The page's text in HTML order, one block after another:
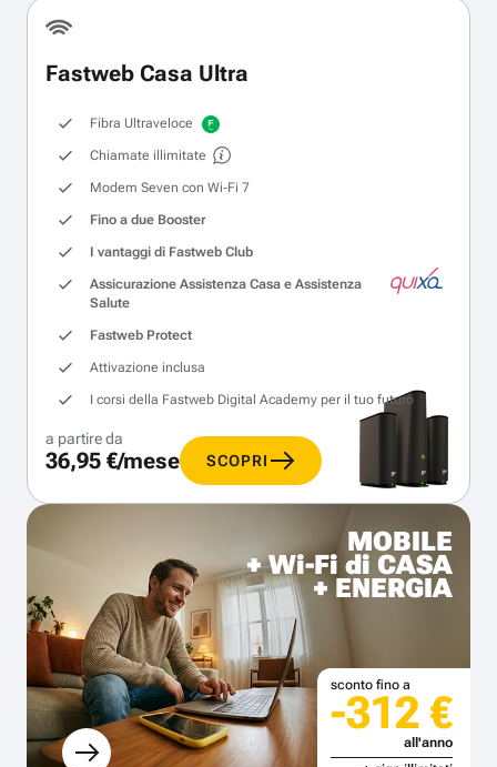
Fastweb Casa Ultra
Fibra Ultraveloce
Chiamate illimitate
Modem Seven con Wi‑Fi 7
Fino a due Booster
I vantaggi di Fastweb Club
Assicurazione Assistenza Casa e Assistenza
Salute
Fastweb Protect
Attivazione inclusa
I corsi della Fastweb Digital Academy per il tuo futuro
a partire da
36,95 €/mese SCOPRI
MOBILE
+ Wi-Fi di CASA
+ ENERGIA
sconto fino a
-312 €
all'anno